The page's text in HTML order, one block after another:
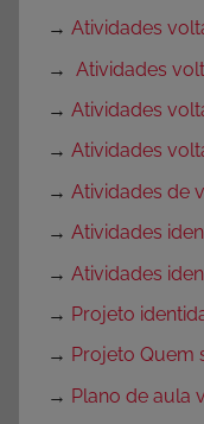
→ Atividades
→ Atividades
→ Atividades
→ Atividades
→ Atividades de
→ Atividades
→ Atividades
→ Projeto
→ Projeto Quem
→ Plano de aula